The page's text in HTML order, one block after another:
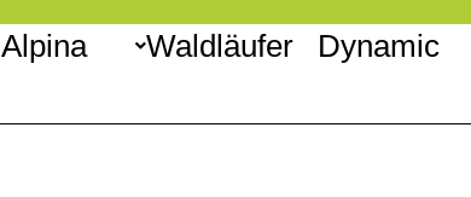
Dynamic
Waldläufer
Alpina